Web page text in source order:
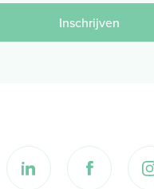
Inschrijven